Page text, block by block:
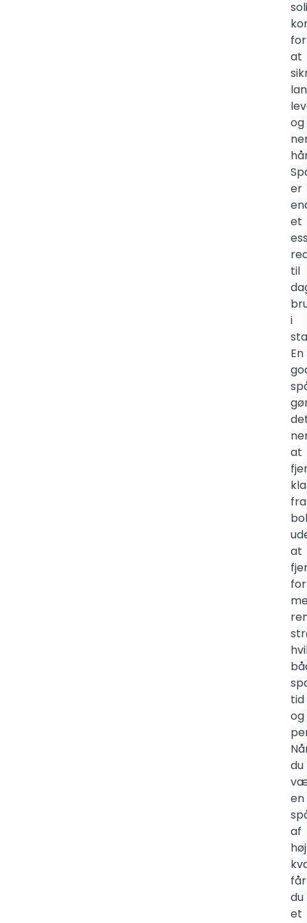
for
at
og
er
et
til
i
En
at
fra
at
for
tid
og
du
en
af
høj
får
du
et